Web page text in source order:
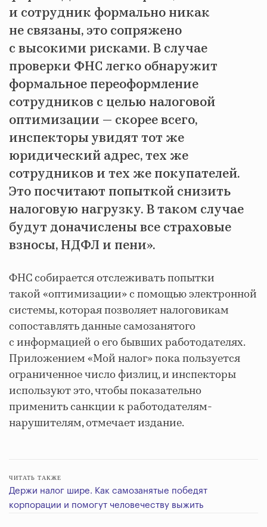
и сотрудник формально никак
не связаны, это сопряжено
с высокими рисками. В случае
проверки ФНС легко обнаружит
формальное переоформление
сотрудников с целью налоговой
оптимизации — скорее всего,
инспекторы увидят тот же
юридический адрес, тех же
сотрудников и тех же покупателей.
Это посчитают попыткой снизить
налоговую нагрузку. В таком случае
будут доначислены все страховые
взносы, НДФЛ и пени».
ФНС собирается отслеживать попытки
такой «оптимизации» с помощью электронной
системы, которая позволяет налоговикам
сопоставлять данные самозанятого
с информацией о его бывших работодателях.
Приложением «Мой налог» пока пользуется
ограниченное число физлиц, и инспекторы
используют это, чтобы показательно
применить санкции к работодателям-
нарушителям, отмечает издание.
ЧИТАТЬ ТАКЖЕ
Держи налог шире. Как самозанятые победят
корпорации и помогут человечеству выжить